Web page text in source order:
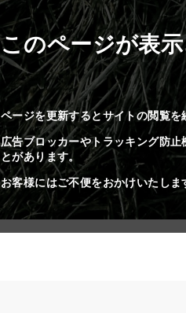
このページが表
ページを更新するとサイトの閲覧
広告ブロッカーやトラッキング防
とがあります。
お客様にはご不便をおかけいたし